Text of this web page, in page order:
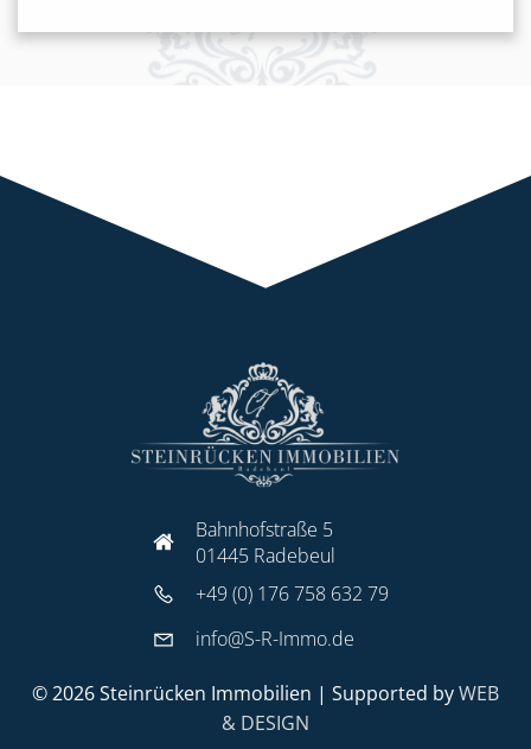
Bahnhofstraße 5
01445 Radebeul
+49 (0) 176 758 632 79
info@S-R-Immo.de
© 2026 Steinrücken Immobilien | Supported byWEB
& DESIGN